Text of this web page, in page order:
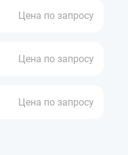
Цена по запросу
Цена по запросу
Цена по запросу